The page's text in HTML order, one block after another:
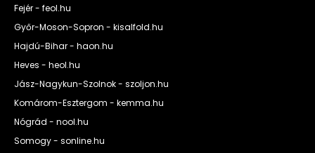
Fejér - feol.hu
Győr-Moson-Sopron - kisalfold.hu
Hajdú-Bihar - haon.hu
Heves - heol.hu
Jász-Nagykun-Szolnok - szoljon.hu
Komárom-Esztergom - kemma.hu
Nógrád - nool.hu
Somogy - sonline.hu